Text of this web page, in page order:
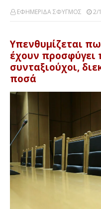
ΕΦΗΜΕΡΙΔΑ ΣΦΥΓΜΟΣ 2/
Υπενθυμίζεται
έχουν προσφύγει
συνταξιούχοι,
ποσά